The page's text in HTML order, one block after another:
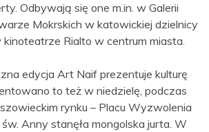
Odbywają się one m.in. w Galerii
Mokrskich w katowickiej dzielnicy
Rialto w centrum miasta.
edycja Art Naif prezentuje kulturę
to też w niedzielę, podczas
rynku – Placu Wyzwolenia
św. Anny stanęła mongolska jurta. W